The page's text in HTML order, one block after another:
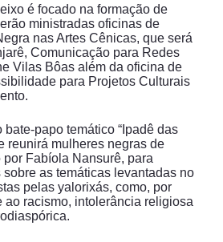
é focado na formação de
ministradas oficinas de
nas Artes Cênicas, que será
Comunicação para Redes
Vilas Bôas além da oficina de
para Projetos Culturais
papo temático “Ipadê das
reunirá mulheres negras de
Fabíola Nansurê, para
as temáticas levantadas no
pelas yalorixás, como, por
ao racismo, intolerância religiosa